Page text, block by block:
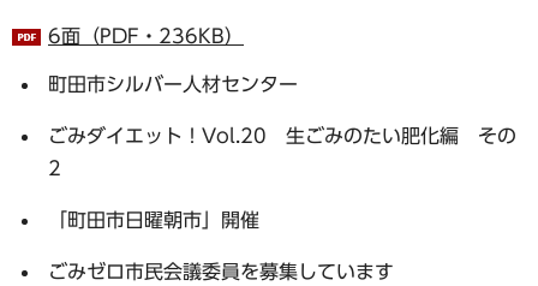
6面（PDF・236KB）
町田市シルバー人材センター
ごみダイエット！Vol.20 生ごみのたい肥化編 その
2
「町田市日曜朝市」開催
ごみゼロ市民会議委員を募集しています